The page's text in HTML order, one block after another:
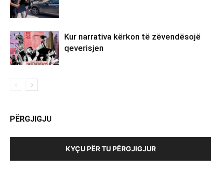
Kur narrativa kërkon të zëvendësojë
qeverisjen
PËRGJIGJU
KYÇU PËR TU PËRGJIGJUR